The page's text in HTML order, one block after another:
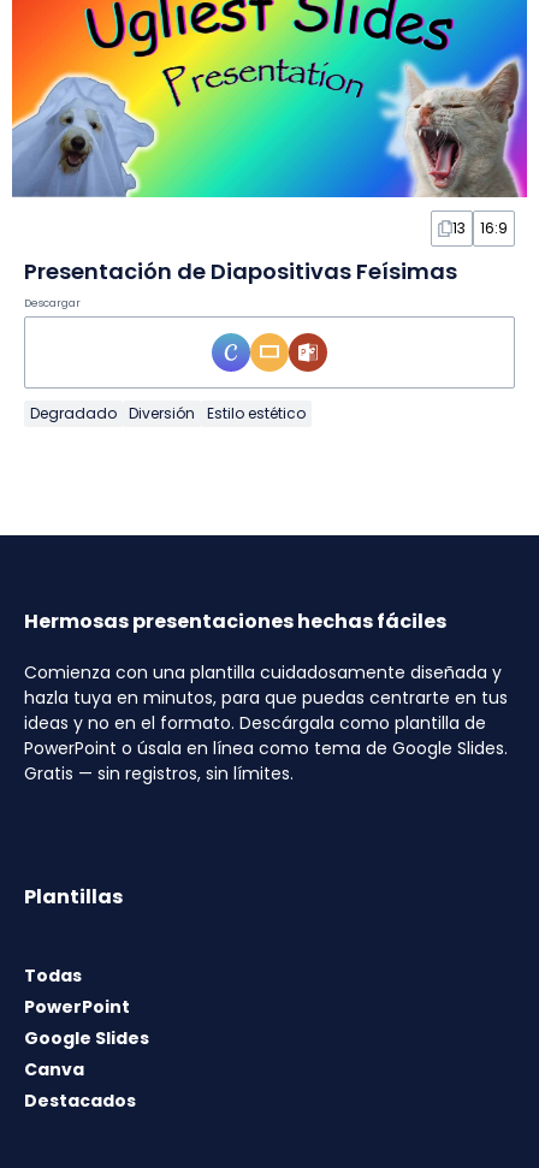
13 16:9
Presentación de Diapositivas Feísimas
Descargar
Degradado Diversión Estilo estético
Hermosas presentaciones hechas fáciles
Comienza con una plantilla cuidadosamente diseñada y
hazla tuya en minutos, para que puedas centrarte en tus
ideas y no en el formato. Descárgala como plantilla de
PowerPoint o úsala en línea como tema de Google Slides.
Gratis — sin registros, sin límites.
Plantillas
Todas
PowerPoint
Google Slides
Canva
Destacados